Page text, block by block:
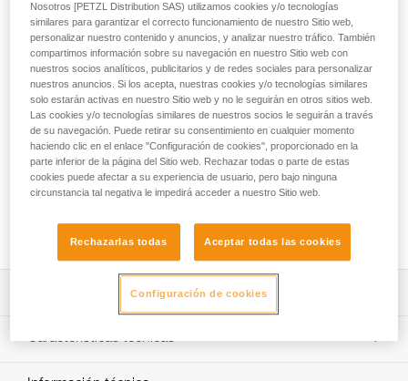
evacuaciones de remontes mecánicos y las evacuaciones
con heligruaje. La configuración como lazo de salvamento
permite asegurar a la víctima de urgencia y, después,
evacuarla con el triángulo. El paso de la configuración como
lazo de salvamento a la configuración como triángulo se
hace rápidamente, gracias a tres bandas autoadherentes.
La forma ergonómica del asiento y la presencia de tirantes
hacen que la suspensión sea más confortable que con un
triángulo de evacuación clásico. El código de color que
diferencia el respaldo y el asiento, así como las diferentes
cintas y el sistema de cierre, facilitan la colocación a la
Características técnicas
Peso: 1315 g
Nosotros [PETZL Distribution SAS) utilizamos cookies y/o tecnologías
similares para garantizar el correcto funcionamiento de nuestro Sitio web,
personalizar nuestro contenido y anuncios, y analizar nuestro tráfico. También
compartimos información sobre su navegación en nuestro Sitio web con
nuestros socios analíticos, publicitarios y de redes sociales para personalizar
nuestros anuncios. Si los acepta, nuestras cookies y/o tecnologías similares
solo estarán activas en nuestro Sitio web y no le seguirán en otros sitios web.
Las cookies y/o tecnologías similares de nuestros socios le seguirán a través
de su navegación. Puede retirar su consentimiento en cualquier momento
haciendo clic en el enlace "Configuración de cookies", proporcionado en la
parte inferior de la página del Sitio web. Rechazar todas o parte de estas
cookies puede afectar a su experiencia de usuario, pero bajo ninguna
circunstancia tal negativa le impedirá acceder a nuestro Sitio web.
Rechazarlas todas Aceptar todas las cookies
Configuración de cookies